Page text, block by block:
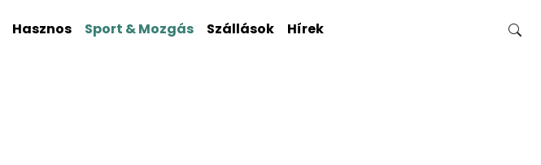
Hasznos Sport & Mozgás Szállások Hírek